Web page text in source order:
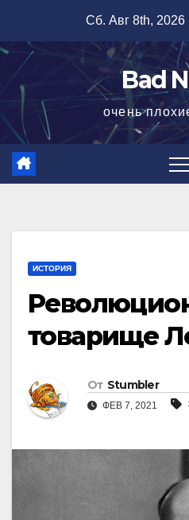
содержимому
Сб. Авг 8th, 2026
Bad
очень
ИСТОРИЯ
товарище
От Stumbler
ФЕВ 7, 2021